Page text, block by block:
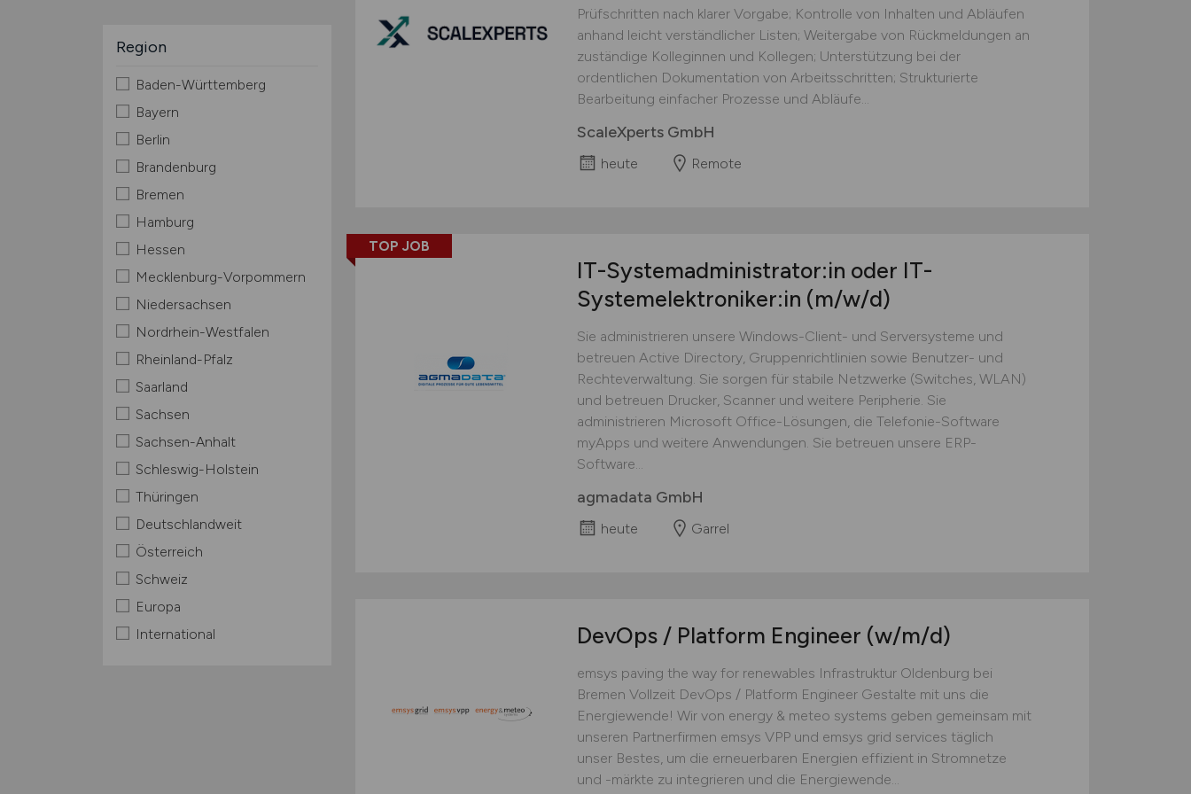
Region
Baden-Württemberg
Bayern
Berlin
Brandenburg
Bremen
Hamburg
Hessen
Mecklenburg-Vorpommern
Niedersachsen
Nordrhein-Westfalen
Rheinland-Pfalz
Saarland
Sachsen
Sachsen-Anhalt
Schleswig-Holstein
Thüringen
Deutschlandweit
Österreich
Schweiz
Europa
International
Prüfschritten nach klarer Vorgabe; Kontrolle von Inhalten und Abläufen
anhand leicht verständlicher Listen; Weitergabe von Rückmeldungen an
zuständige Kolleginnen und Kollegen; Unterstützung bei der
ordentlichen Dokumentation von Arbeitsschritten; Strukturierte
Bearbeitung einfacher Prozesse und Abläufe...
ScaleXperts GmbH
heute Remote
TOP JOB
IT-Systemadministrator:in oder IT-
Systemelektroniker:in (m/w/d)
Sie administrieren unsere Windows-Client- und Serversysteme und
betreuen Active Directory, Gruppenrichtlinien sowie Benutzer- und
Rechteverwaltung. Sie sorgen für stabile Netzwerke (Switches, WLAN)
und betreuen Drucker, Scanner und weitere Peripherie. Sie
administrieren Microsoft Office-Lösungen, die Telefonie-Software
myApps und weitere Anwendungen. Sie betreuen unsere ERP-
Software...
agmadata GmbH
heute Garrel
DevOps / Platform Engineer (w/m/d)
emsys paving the way for renewables Infrastruktur Oldenburg bei
Bremen Vollzeit DevOps / Platform Engineer Gestalte mit uns die
Energiewende! Wir von energy & meteo systems geben gemeinsam mit
unseren Partnerfirmen emsys VPP und emsys grid services täglich
unser Bestes, um die erneuerbaren Energien effizient in Stromnetze
und -märkte zu integrieren und die Energiewende...